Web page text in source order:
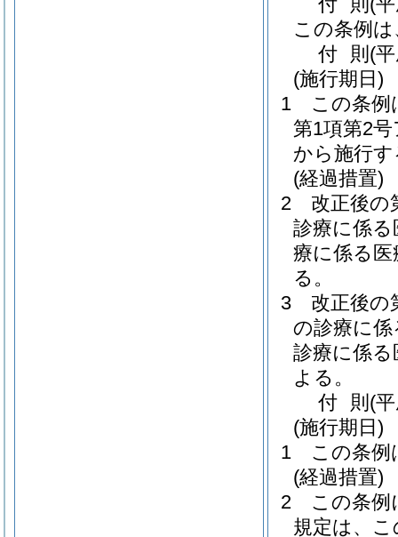
この条例
付 則 (
(施行期日)
1
この条例
第1項第2
から施行
(経過措置)
2
改正後の
診療に係
療に係る
る。
3
改正後の
の診療に
診療に係
よる。
付 則 (
(施行期日)
1
この条例
(経過措置)
2
この条例
規定は、